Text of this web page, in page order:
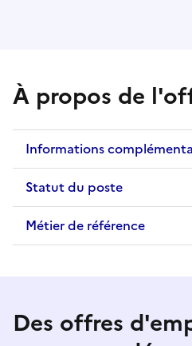
À propos de
Informations
Statut du poste
Métier de référence
Des offres